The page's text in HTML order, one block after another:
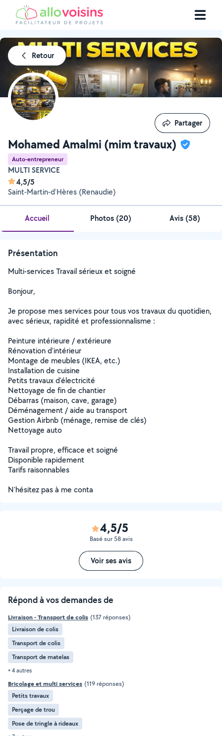
Retour
Mohamed Amalmi (mim travaux)
Auto-entrepreneur
MULTI SERVICE
4,5/5
Saint-Martin-d'Hères (Renaudie)
Partager
Partager
Accueil Photos (20) Avis (58)
Présentation
Multi-services Travail sérieux et soigné
Bonjour,
Je propose mes services pour tous vos travaux du quotidien,
avec sérieux, rapidité et professionnalisme :
Peinture intérieure / extérieure
Rénovation d'intérieur
Montage de meubles (IKEA, etc.)
Installation de cuisine
Petits travaux d'électricité
Nettoyage de fin de chantier
Débarras (maison, cave, garage)
Déménagement / aide au transport
Gestion Airbnb (ménage, remise de clés)
Nettoyage auto
Travail propre, efficace et soigné
Disponible rapidement
Tarifs raisonnables
N'hésitez pas à me conta
4,5/5
Basé sur 58 avis
Voir ses avis
Répond à vos demandes de
Livraison - Transport de colis (137 réponses)
Livraison de colis
Transport de colis
Transport de matelas
+ 4 autres
Bricolage et multi services (119 réponses)
Petits travaux
Perçage de trou
Pose de tringle à rideaux